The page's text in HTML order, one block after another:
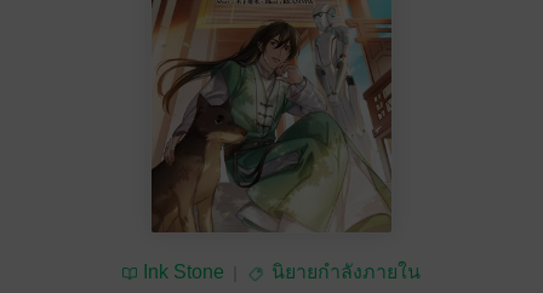
Ink Stone นิยายกำลังภายใน